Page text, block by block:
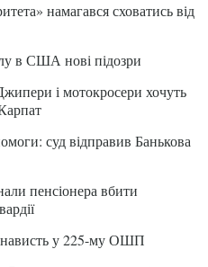
намагався сховатись від
в США нові підозри
і мотокросери хочуть
суд відправив Банькова
пенсіонера вбити
у 225-му ОШП